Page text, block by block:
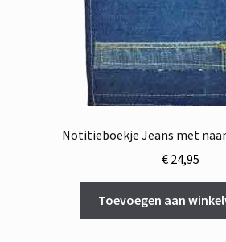
Notitieboekje Jeans met
€24,95
Toevoegen aan